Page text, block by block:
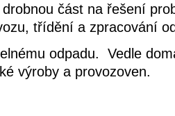
část na řešení
třídění a zpracování
odpadu. Vedle
výroby a provozoven.